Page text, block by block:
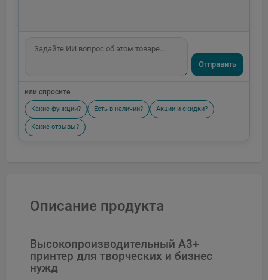
Отправить
или спросите
Какие функции? Есть в наличии? Акции и скидки?
Какие отзывы?
Описание продукта
Высокопроизводительный A3+
принтер для творческих и бизнес
нужд